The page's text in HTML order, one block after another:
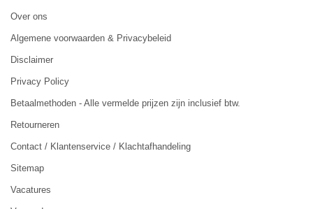
Over ons
Algemene voorwaarden & Privacybeleid
Disclaimer
Privacy Policy
Betaalmethoden - Alle vermelde prijzen zijn inclusief btw.
Retourneren
Contact / Klantenservice / Klachtafhandeling
Sitemap
Vacatures